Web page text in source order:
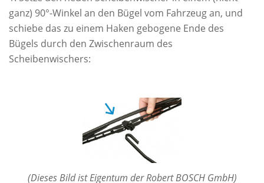
ganz) 90°-Winkel an den Bügel vom Fahrzeug an, und
schiebe das zu einem Haken gebogene Ende des
Bügels durch den Zwischenraum des
Scheibenwischers:
(Dieses Bild ist Eigentum der Robert BOSCH GmbH)